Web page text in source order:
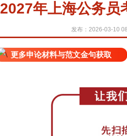
2027年上海公务员
发布：2026-03-10
更多申论材料与范文金句获取